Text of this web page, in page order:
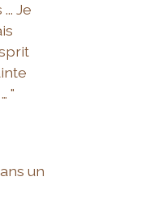
Je
"
un